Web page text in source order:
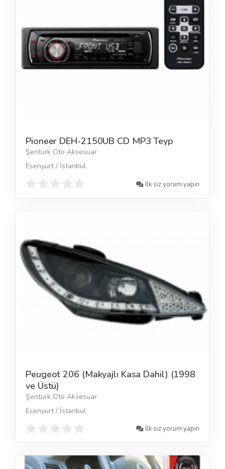
Pioneer DEH-2150UB CD MP3 Teyp
Şentürk Oto Aksesuar
Esenyurt / İstanbul
İlk siz yorum yapın
Peugeot 206 (Makyajlı Kasa Dahil) (1998
ve Üstü)
Şentürk Oto Aksesuar
Esenyurt / İstanbul
İlk siz yorum yapın